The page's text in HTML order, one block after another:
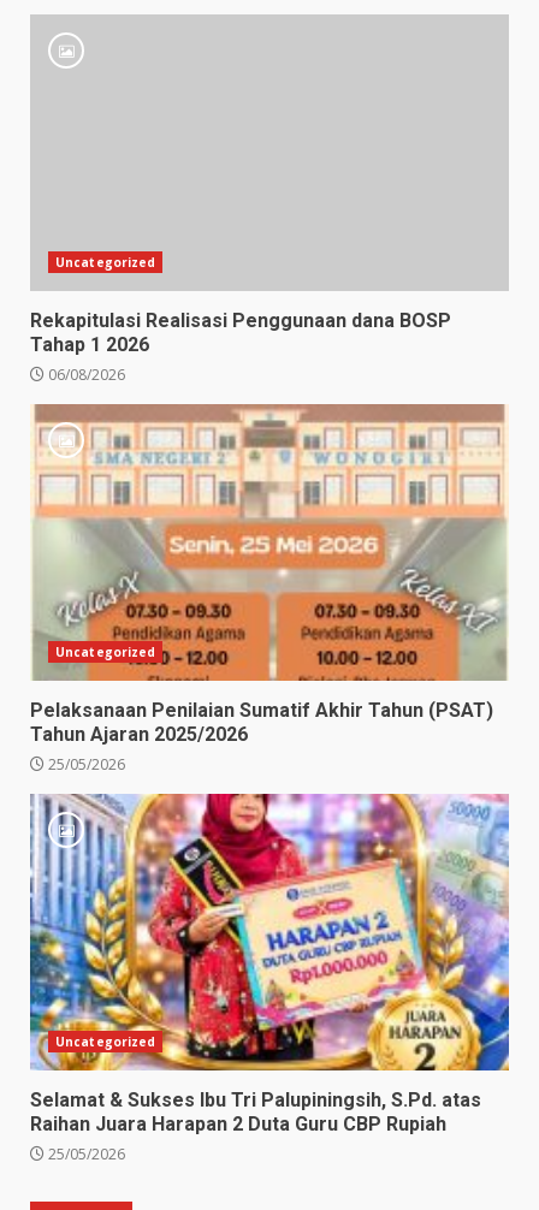
Uncategorized
Rekapitulasi Realisasi Penggunaan dana BOSP
Tahap 1 2026
06/08/2026
Uncategorized
Pelaksanaan Penilaian Sumatif Akhir Tahun (PSAT)
Tahun Ajaran 2025/2026
25/05/2026
Uncategorized
Selamat & Sukses Ibu Tri Palupiningsih, S.Pd. atas
Raihan Juara Harapan 2 Duta Guru CBP Rupiah
25/05/2026